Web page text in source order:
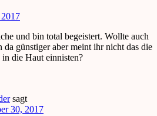
und bin total begeistert. Wollte auch
da günstiger aber meint ihr nicht das die
die Haut einnisten?
sagt
30, 2017